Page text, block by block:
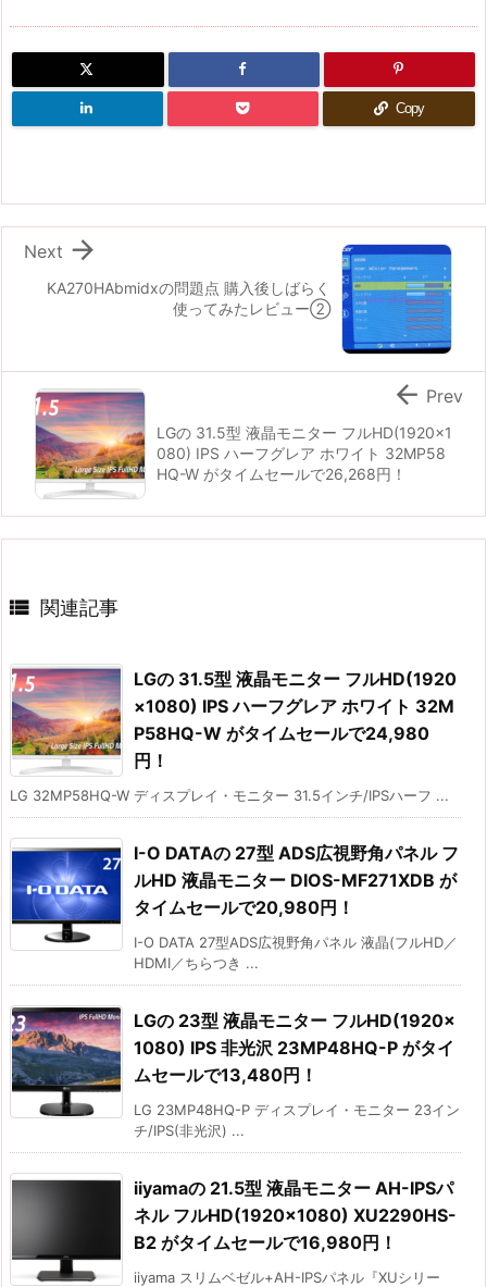
Copy
KA270HAbmidxの問題点 購入後しばらく
使ってみたレビュー②

Next
LGの 31.5型 液晶モニター フルHD(1920x1
080) IPS ハーフグレア ホワイト 32MP58
HQ-W がタイムセールで26,268円！
 Prev
 関連記事
LGの 31.5型 液晶モニター フルHD(1920
×1080) IPS ハーフグレア ホワイト 32M
P58HQ-W がタイムセールで24,980
円！
LG 32MP58HQ-W ディスプレイ・モニター 31.5インチ/IPSハーフ ...
I-O DATAの 27型 ADS広視野角パネル フ
ルHD 液晶モニター DIOS-MF271XDB が
タイムセールで20,980円！
I-O DATA 27型ADS広視野角パネル 液晶(フルHD／
HDMI／ちらつき ...
LGの 23型 液晶モニター フルHD(1920×
1080) IPS 非光沢 23MP48HQ-P がタイ
ムセールで13,480円！
LG 23MP48HQ-P ディスプレイ・モニター 23イン
チ/IPS(非光沢) ...
iiyamaの 21.5型 液晶モニター AH-IPSパ
ネル フルHD(1920×1080) XU2290HS-
B2 がタイムセールで16,980円！
iiyama スリムベゼル+AH-IPSパネル『XUシリー